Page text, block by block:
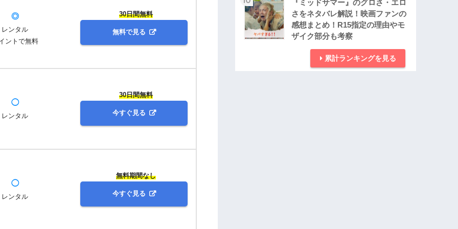
◎
レンタル
ントで無料
30日間無料
無料で見る
◯
レンタル
30日間無料
今すぐ見る
◯
レンタル
無料期間なし
今すぐ見る
『ミッドサマー』のグロさ・エロ
さをネタバレ解説！映画ファンの
感想まとめ！R15指定の理由やモ
ザイク部分も考察
累計ランキングを見る